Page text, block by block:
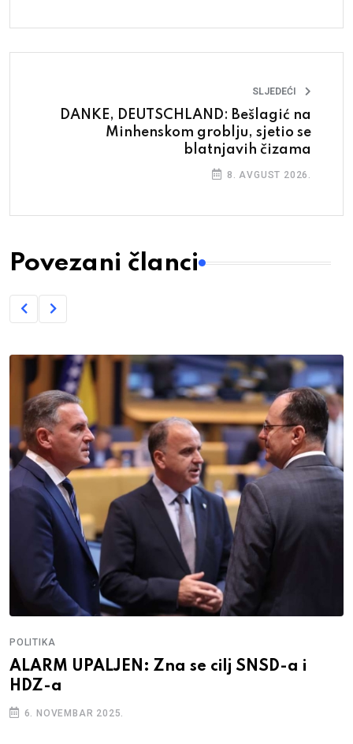
SLJEDEĆI
DANKE, DEUTSCHLAND: Bešlagić na
Minhenskom groblju, sjetio se
blatnjavih čizama
8. AVGUST 2026.
Povezani članci
POLITIKA
ALARM UPALJEN: Zna se cilj SNSD-a i
HDZ-a
6. NOVEMBAR 2025.